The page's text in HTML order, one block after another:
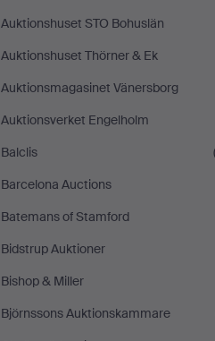
Auktionshuset STO Bohuslän
Auktionshuset Thörner & Ek
Auktionsmagasinet Vänersborg
Auktionsverket Engelholm
Balclis
Barcelona Auctions
Batemans of Stamford
Bidstrup Auktioner
Bishop & Miller
Björnssons Auktionskammare